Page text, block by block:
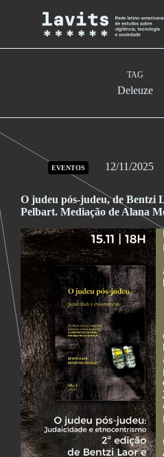
TAG
Deleuze
EVENTOS 12/11/2025
O judeu pós-judeu, de Bentzi
Pelbart. Mediação de Alana